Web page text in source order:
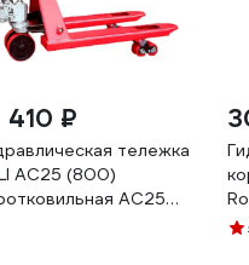
410 ₽
тележка
AC25 (800)
AC25